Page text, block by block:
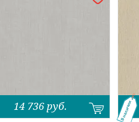
14 736 руб. В наличии